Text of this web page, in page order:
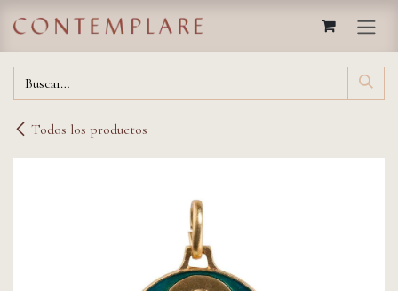
Todos los productos